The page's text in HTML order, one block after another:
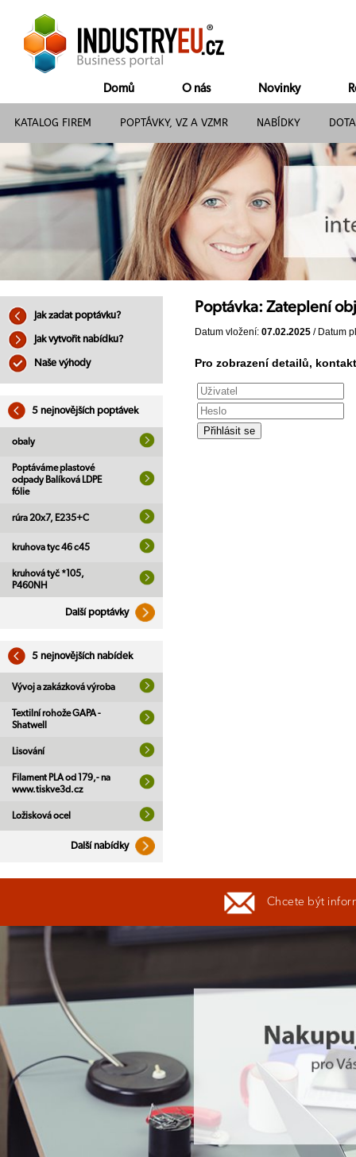
Domů O nás Novinky
KATALOG FIREM POPTÁVKY, VZ A VZMR NABÍDKY
Jak zadat poptávku?
Jak vytvořit nabídku?
Naše výhody
5 nejnovějších poptávek
obaly
Poptáváme plastové
odpady Balíková LDPE
fólie
rúra 20x7, E235+C
kruhova tyc 46 c45
kruhová tyč *105,
P460NH
Další poptávky
5 nejnovějších nabídek
Vývoj a zakázková výroba
Textilní rohože GAPA -
Shatwell
Lisování
Filament PLA od 179,- na
www.tiskve3d.cz
Ložisková ocel
Další nabídky
Poptávka: Zateplení
Datum vložení: 07.02.2025 / Datum
Pro zobrazení detailů,
Chcete být